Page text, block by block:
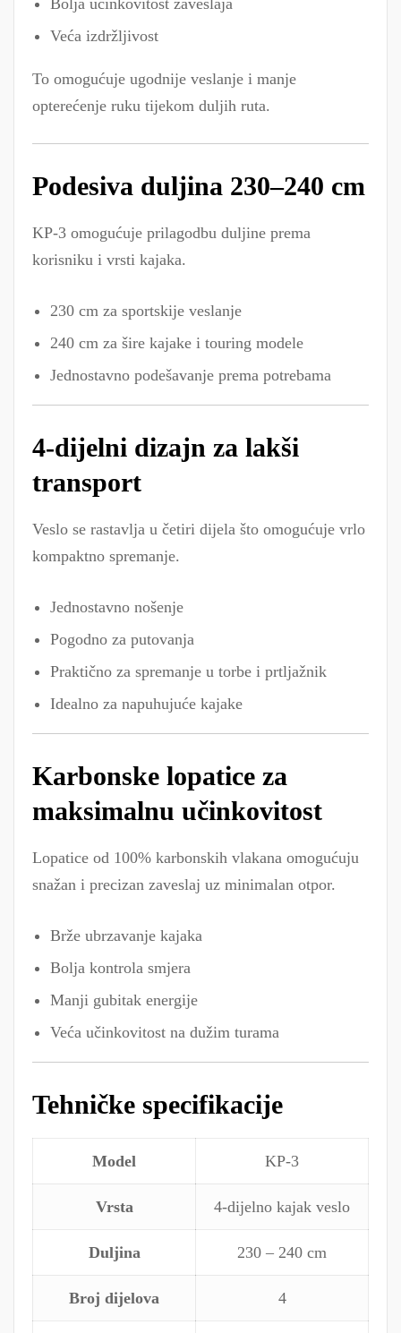
Veća izdržljivost
To omogućuje ugodnije veslanje i manje
opterećenje ruku tijekom duljih ruta.
Podesiva duljina 230–240 cm
KP-3 omogućuje prilagodbu duljine prema
korisniku i vrsti kajaka.
230 cm za sportskije veslanje
240 cm za šire kajake i touring modele
Jednostavno podešavanje prema potrebama
4-dijelni dizajn za lakši
transport
Veslo se rastavlja u četiri dijela što omogućuje vrlo
kompaktno spremanje.
Jednostavno nošenje
Pogodno za putovanja
Praktično za spremanje u torbe i prtljažnik
Idealno za napuhujuće kajake
Karbonske lopatice za
maksimalnu učinkovitost
Lopatice od 100% karbonskih vlakana omogućuju
snažan i precizan zaveslaj uz minimalan otpor.
Brže ubrzavanje kajaka
Bolja kontrola smjera
Manji gubitak energije
Veća učinkovitost na dužim turama
Tehničke specifikacije
Model KP-3
Vrsta 4-dijelno kajak veslo
Duljina 230 – 240 cm
Broj dijelova 4